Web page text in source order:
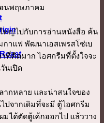
อนพฤษภาคม
หญ่ไปกับการอ่านหนังสือ ค้น
าแฟ พัฒนาเอสเพรสโซ่เบ
ที่คิดมาก ไอศกรีมที่ตั้งใจจะ
นเปิด
ากหลาย และน่าสนใจของ
ปจากเดิมที่จะมี ตู้ไอศกรีม
มได้ตัดตู้เค้กออกไป แล้ววาง